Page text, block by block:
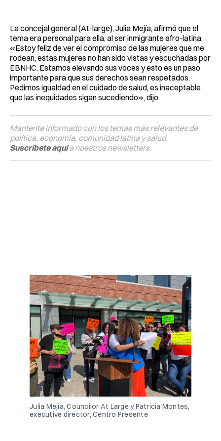
La concejal general (At-large), Julia Mejía, afirmó que el
tema era personal para ella, al ser inmigrante afro-latina.
«Estoy feliz de ver el compromiso de las mujeres que me
rodean, estas mujeres no han sido vistas y escuchadas por
EBNHC. Estamos elevando sus voces y esto es un paso
importante para que sus derechos sean respetados.
Pedimos igualdad en el cuidado de salud, es inaceptable
que las inequidades sigan sucediendo», dijo.
Mantente informado con los temas más relevantes de
política, economía, comunidad latina y salud.
Suscríbete aquía nuestros newsletters.
Julia Mejia, Councilor At Large y Patricia Montes,
executive director, Centro Presente